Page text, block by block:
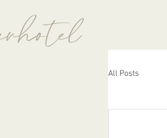
All Posts